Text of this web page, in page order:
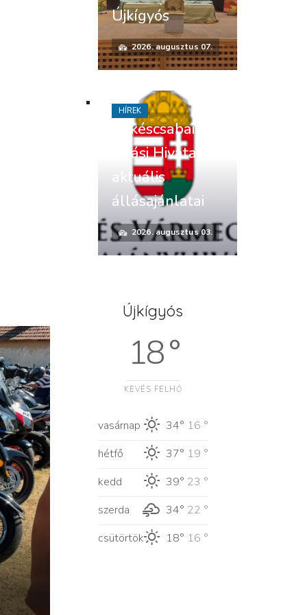
Újkígyós
2026. augusztus 07.
Békéscsabai
Járási Hivatal
aktuális
állásajánlatai
2026. augusztus 03.
HÍREK
Újkígyós
18 °
KEVÉS FELHŐ
vasárnap 34° 16 °
hétfő
37° 19 °
kedd
39° 23 °
szerda
34° 22 °
csütörtök
18° 16 °